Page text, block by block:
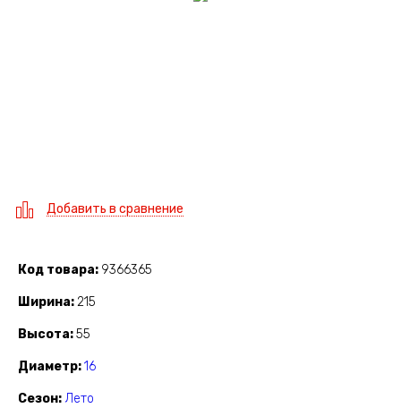
Добавить в сравнение
Код товара 9366365
Ширина 215
Высота 55
Диаметр 16
Сезон Лето